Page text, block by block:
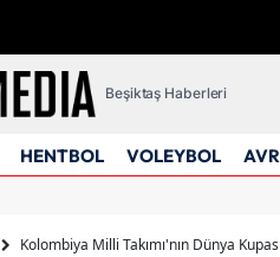
Beşiktaş Haberleri
HENTBOL VOLEYBOL
Kolombiya Milli Takımı'nın Dünya